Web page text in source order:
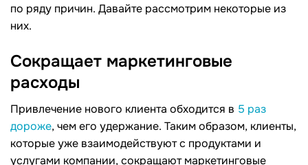
по ряду причин. Давайте рассмотрим некоторые из
них.
Сокращает маркетинговые
расходы
Привлечение нового клиента обходится в 5 раз
дороже, чем его удержание. Таким образом, клиенты,
которые уже взаимодействуют с продуктами и
услугами компании, сокращают маркетинговые